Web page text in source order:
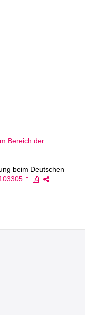
Bereich der
beim Deutschen
Profile
Profile